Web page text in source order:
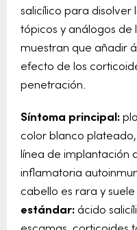
salicílico para disolver
tópicos y análogos de
muestran que añadir
efecto de los
penetración.
Síntoma principal:
color blanco
línea de implantación
inflamatoria
cabello es rara y
estándar:ácido